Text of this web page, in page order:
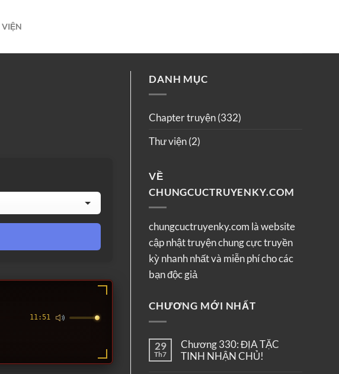
11:51
DANH MỤC
Chapter truyện(332)
Thư viện(2)
VỀ
CHUNGCUCTRUYENKY.COM
chungcuctruyenky.com là website
cập nhật truyện chung cực truyền
kỳ nhanh nhất và miễn phí cho các
bạn độc giả
CHƯƠNG MỚI NHẤT
29
Th7
Chương 330: ĐỊA TẶC
TINH NHẬN CHỦ!